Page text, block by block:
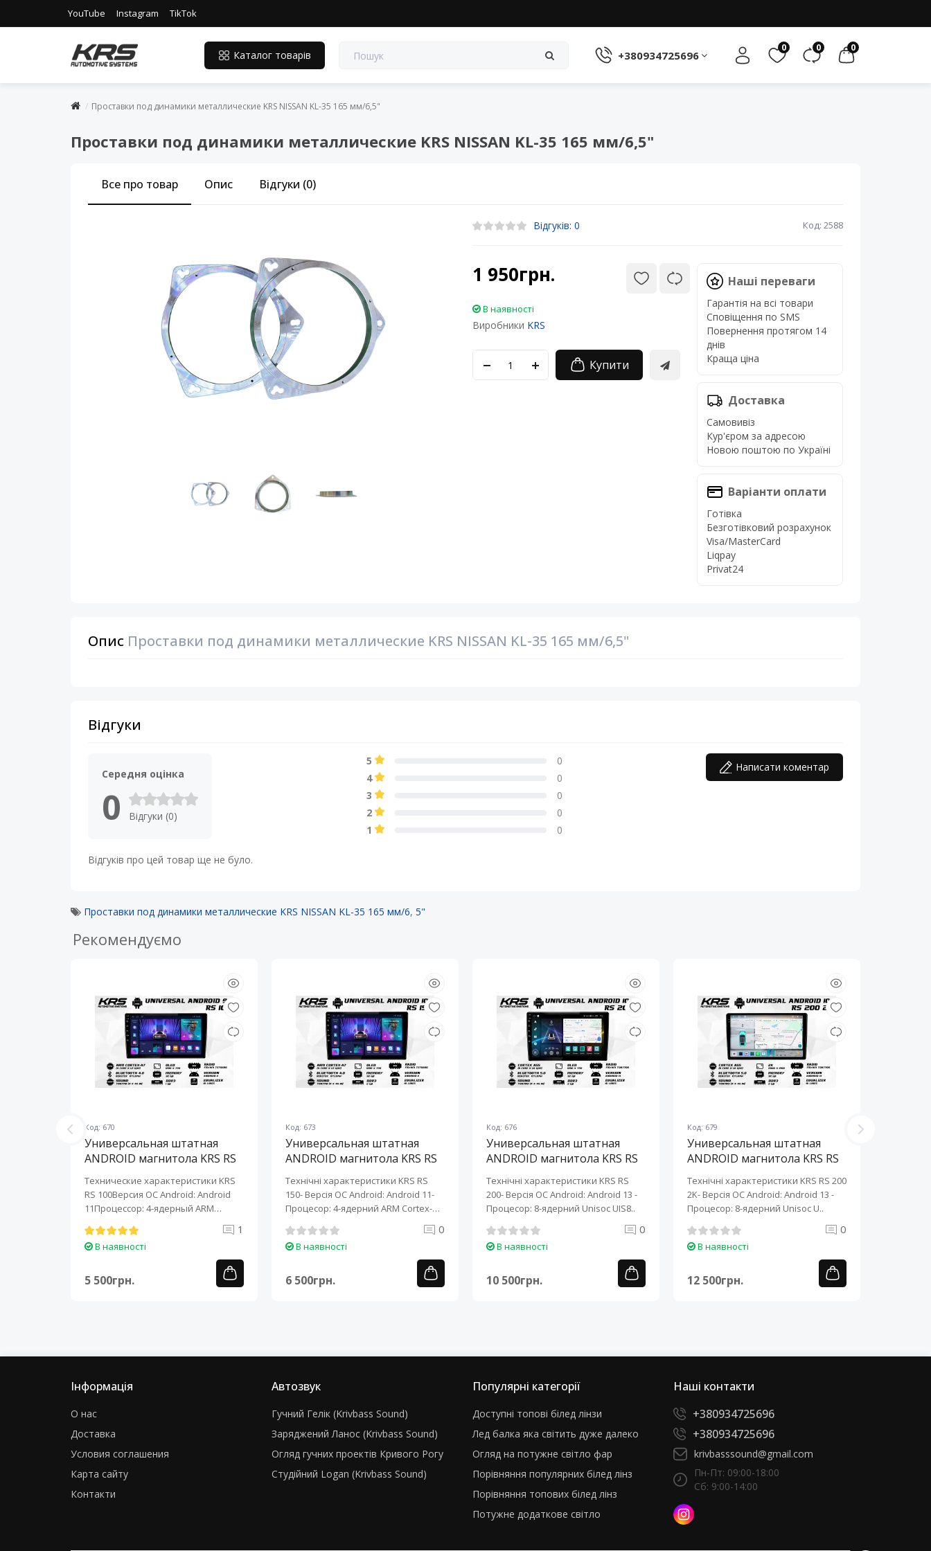
YouTube Instagram TikTok
Каталог товарів +380934725696
0 0 0
Проставки под динамики металлические KRS NISSAN KL-35 165 мм/6,5"
Проставки под динамики металлические KRS NISSAN KL-35 165 мм/6,5"
Все про товар Опис Відгуки (0)
Відгуків: 0 Код: 2588
1 950грн.
В наявності
Виробники KRS
Купити
Наші переваги
Гарантія на всі товари
Сповіщення по SMS
Повернення протягом 14
днів
Краща ціна
Доставка
Самовивіз
Кур'єром за адресою
Новою поштою по Україні
Варіанти оплати
Готівка
Безготівковий розрахунок
Visa/MasterCard
Liqpay
Privat24
Опис Проставки под динамики металлические KRS NISSAN KL-35 165 мм/6,5"
Відгуки
Середня оцінка
0 Відгуки (0)
5
0
4
0
3
0
2
0
1
0
Написати коментар
Відгуків про цей товар ще не було.
Проставки под динамики металлические KRS NISSAN KL-35 165 мм/6, 5"
Рекомендуємо
Код: 670
Универсальная штатная
ANDROID магнитола KRS RS
Технические характеристики KRS
RS 100Версия ОС Android: Android
11Процессор: 4-ядерный ARM
1
В наявності
5 500грн.
Код: 673
Универсальная штатная
ANDROID магнитола KRS RS
Технічні характеристики KRS RS
150- Версія ОС Android: Android 11-
Процесор: 4-ядерний ARM Cortex-
0
В наявності
6 500грн.
Код: 676
Универсальная штатная
ANDROID магнитола KRS RS
Технічні характеристики KRS RS
200- Версія ОС Android: Android 13 ​-
Процесор: 8-ядерний Unisoc UIS8..
0
В наявності
10 500грн.
Код: 679
Универсальная штатная
ANDROID магнитола KRS RS
Технічні характеристики KRS RS 200
2K- Версія ОС Android: Android 13 ​-
Процесор: 8-ядерний Unisoc U..
0
В наявності
12 500грн.
Інформація
О нас
Доставка
Условия соглашения
Карта сайту
Контакти
Автозвук
Гучний Гелік (Krivbass Sound)
Заряджений Ланос (Krivbass Sound)
Огляд гучних проектів Кривого Рогу
Студійний Logan (Krivbass Sound)
Популярні категорії
Доступні топові білед лінзи
Лед балка яка світить дуже далеко
Огляд на потужне світло фар
Порівняння популярних білед лінз
Порівняння топових білед лінз
Потужне додаткове світло
Наші контакти
+380934725696
+380934725696
krivbasssound@gmail.com
Пн-Пт: 09:00-18:00
Сб: 9:00-14:00